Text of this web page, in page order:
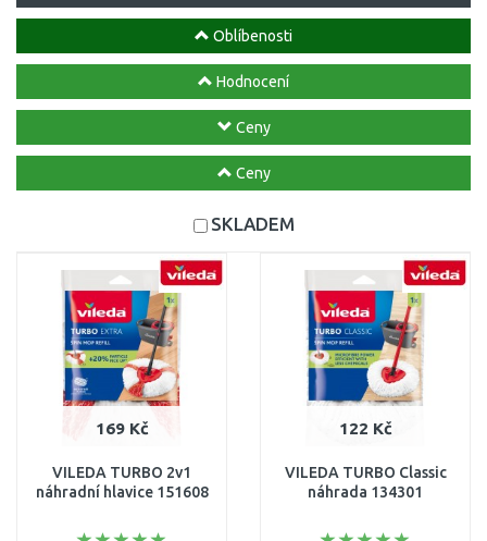
Oblíbenosti
Hodnocení
Ceny
Ceny
SKLADEM
169 Kč
VILEDA TURBO 2v1
náhradní hlavice 151608
122 Kč
VILEDA TURBO Classic
náhrada 134301